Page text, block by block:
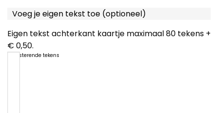
Voeg je eigen tekst toe (optioneel)
Eigen tekst achterkant kaartje maximaal 80 tekens +
€ 0,50.
resterende tekens